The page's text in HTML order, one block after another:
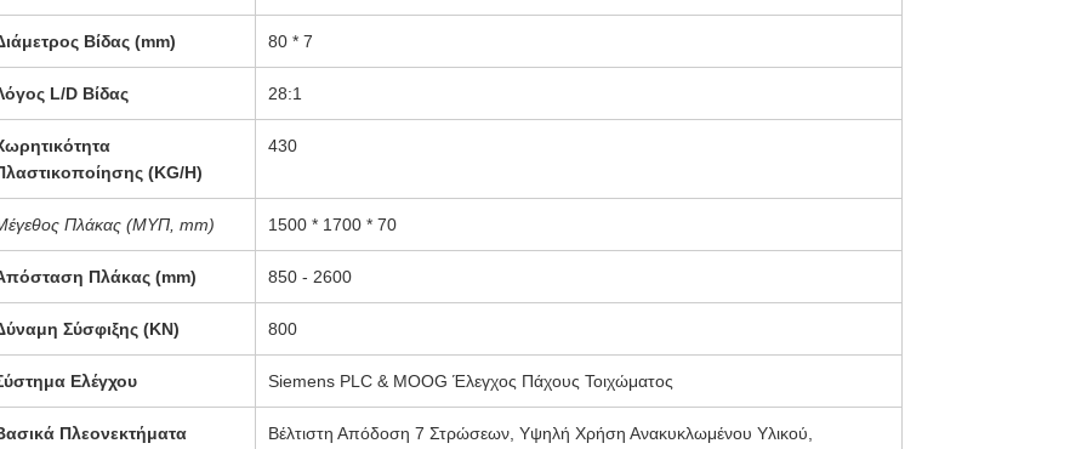
Βίδας (mm) 80 * 7
L/D Βίδας 28:1
(KG/H)
430
Πλάκας (ΜΥΠ, mm) 1500 * 1700 * 70
Πλάκας (mm) 850 - 2600
Σύσφιξης (KN) 800
Ελέγχου Siemens PLC & MOOG Έλεγχος Πάχους Τοιχώματος
Πλεονεκτήματα
Βέλτιστη Απόδοση 7 Στρώσεων, Υψηλή Χρήση Ανακυκλωμένου Υλικού,